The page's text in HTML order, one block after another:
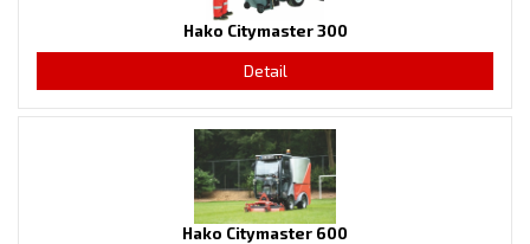
Hako Citymaster 300
Detail
Hako Citymaster 600